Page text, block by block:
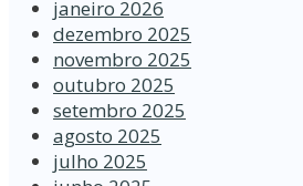
janeiro 2026
dezembro 2025
novembro 2025
outubro 2025
setembro 2025
agosto 2025
julho 2025